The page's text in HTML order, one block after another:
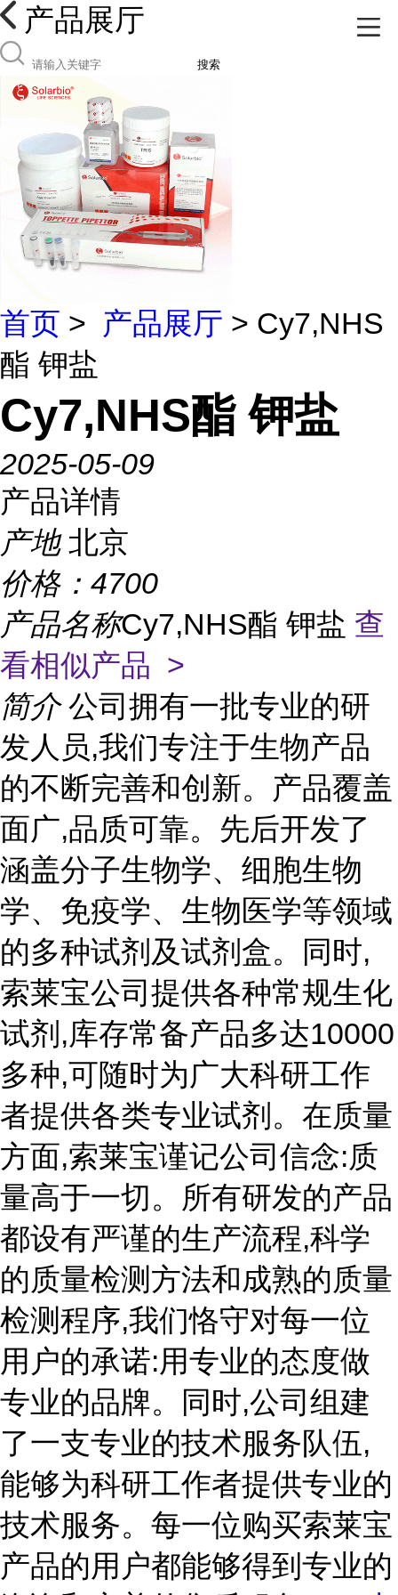
产品展厅
搜索
首页 > 产品展厅 > Cy7,NHS
酯 钾盐
Cy7,NHS酯 钾盐
2025-05-09
产品详情
产地 北京
价格： 4700
产品名称Cy7,NHS酯 钾盐 查
看相似产品 >
简介 公司拥有一批专业的研
发人员,我们专注于生物产品
的不断完善和创新。产品覆盖
面广,品质可靠。先后开发了
涵盖分子生物学、细胞生物
学、免疫学、生物医学等领域
的多种试剂及试剂盒。同时,
索莱宝公司提供各种常规生化
试剂,库存常备产品多达10000
多种,可随时为广大科研工作
者提供各类专业试剂。在质量
方面,索莱宝谨记公司信念:质
量高于一切。所有研发的产品
都设有严谨的生产流程,科学
的质量检测方法和成熟的质量
检测程序,我们恪守对每一位
用户的承诺:用专业的态度做
专业的品牌。同时,公司组建
了一支专业的技术服务队伍,
能够为科研工作者提供专业的
技术服务。每一位购买索莱宝
产品的用户都能够得到专业的